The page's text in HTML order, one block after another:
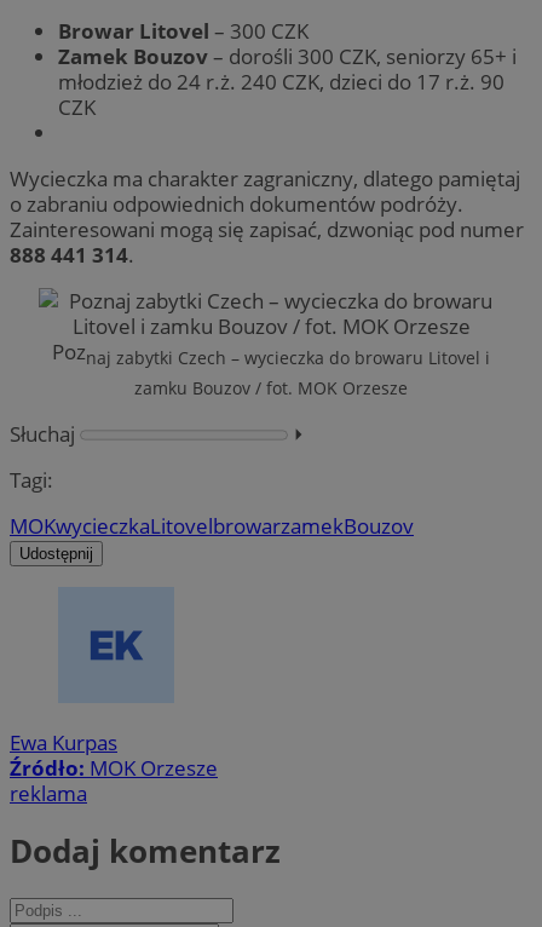
Browar Litovel – 300 CZK
Zamek Bouzov– dorośli 300 CZK, seniorzy 65+ i
młodzież do 24 r.ż. 240 CZK, dzieci do 17 r.ż. 90
CZK
Wycieczka ma charakter zagraniczny, dlatego pamiętaj
o zabraniu odpowiednich dokumentów podróży.
Zainteresowani mogą się zapisać, dzwoniąc pod numer
888 441 314.
Poznaj zabytki Czech – wycieczka do browaru Litovel i
zamku Bouzov / fot. MOK Orzesze
Słuchaj
⏵︎
Tagi:
MOKwycieczkaLitovelbrowarzamekBouzov
Udostępnij
Ewa Kurpas
Źródło: MOK Orzesze
reklama
Dodaj komentarz